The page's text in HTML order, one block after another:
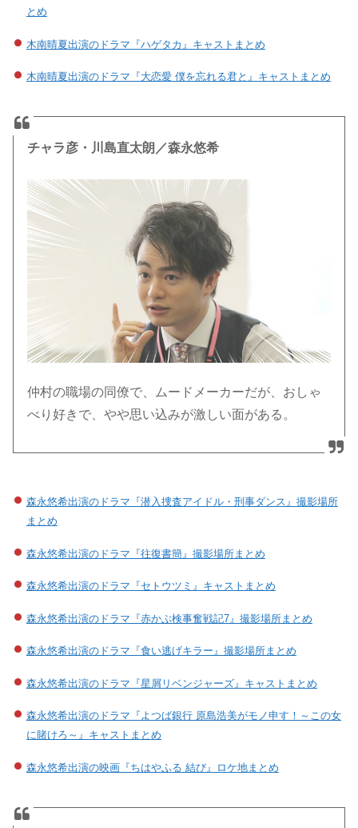
とめ
木南晴夏出演のドラマ『ハゲタカ』キャストまとめ
木南晴夏出演のドラマ『大恋愛 僕を忘れる君と』キャストまとめ
チャラ彦・川島直太朗／森永悠希
仲村の職場の同僚で、ムードメーカーだが、おしゃ
べり好きで、やや思い込みが激しい面がある。
森永悠希出演のドラマ『潜入捜査アイドル・刑事ダンス』撮影場所
まとめ
森永悠希出演のドラマ『往復書簡』撮影場所まとめ
森永悠希出演のドラマ『セトウツミ』キャストまとめ
森永悠希出演のドラマ『赤かぶ検事奮戦記7』撮影場所まとめ
森永悠希出演のドラマ『食い逃げキラー』撮影場所まとめ
森永悠希出演のドラマ『星屑リベンジャーズ』キャストまとめ
森永悠希出演のドラマ『よつば銀行 原島浩美がモノ申す！～この女
に賭けろ～』キャストまとめ
森永悠希出演の映画『ちはやふる 結び』ロケ地まとめ